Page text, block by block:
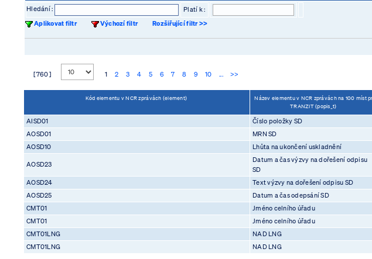
Hledání :
Platí k :
Aplikovat filtr
Výchozí filtr Rozšiřující filtr >>
[ 760 ] 1 2 3 4 5 6 7 8 9 10 ... >>
Kód elementu v NCR zprávách (element)
Název elementu v NCR zprávách na 100 míst
TRANZIT (popis_t)
AISD01 Číslo položky SD
AOSD01
MRN SD
AOSD10
Lhůta na ukončení uskladnění
AOSD23
Datum a čas výzvy na dořešení odpisu
SD
AOSD24 Text výzvy na dořešení odpisu SD
AOSD25
Datum a čas odepsání SD
CMT01
Jméno celního úřadu
CMT01
Jméno celního úřadu
CMT01LNG
NAD LNG
CMT01LNG
NAD LNG